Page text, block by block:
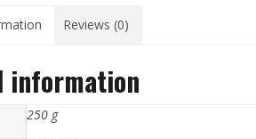
Reviews (0)
information
250 g